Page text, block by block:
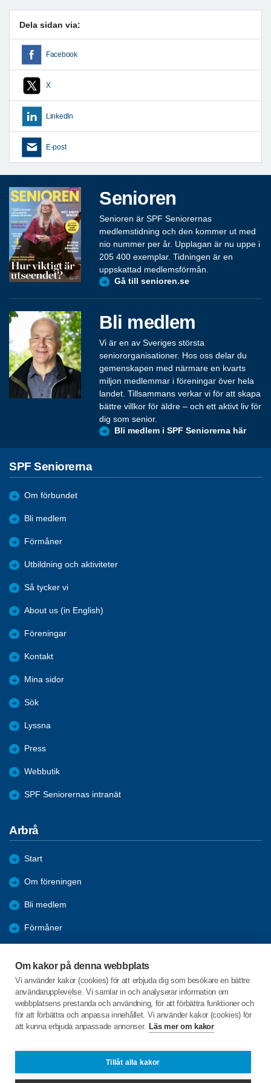
Om kakor på denna webbplats
Vi använder kakor (cookies) för att erbjuda dig som besökare en bättre
användarupplevelse. Vi samlar in och analyserar information om
webbplatsens prestanda och användning, för att förbättra funktioner och
för att förbättra och anpassa innehållet. Vi använder kakor (cookies) för
att kunna erbjuda anpassade annonser. Läs mer om kakor
Tillåt alla kakor
Dela sidan via:
Facebook
X
LinkedIn
E-post
Senioren
Senioren är SPF Seniorernas
medlemstidning och den kommer ut med
nio nummer per år. Upplagan är nu uppe i
205 400 exemplar. Tidningen är en
uppskattad medlemsförmån.
Gå till senioren.se
Bli medlem
Vi är en av Sveriges största
seniororganisationer. Hos oss delar du
gemenskapen med närmare en kvarts
miljon medlemmar i föreningar över hela
landet. Tillsammans verkar vi för att skapa
bättre villkor för äldre – och ett aktivt liv för
dig som senior.
Bli medlem i SPF Seniorerna här
SPF Seniorerna
Om förbundet
Bli medlem
Förmåner
Utbildning och aktiviteter
Så tycker vi
About us (in English)
Föreningar
Kontakt
Mina sidor
Sök
Lyssna
Press
Webbutik
SPF Seniorernas intranät
Arbrå
Start
Om föreningen
Bli medlem
Förmåner
Reportage
Arkiv
C/o:L Berg